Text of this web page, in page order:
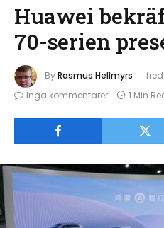
Huawei
70-serien
ByRasmus Hellmyrs
Inga kommentarer
1 Min